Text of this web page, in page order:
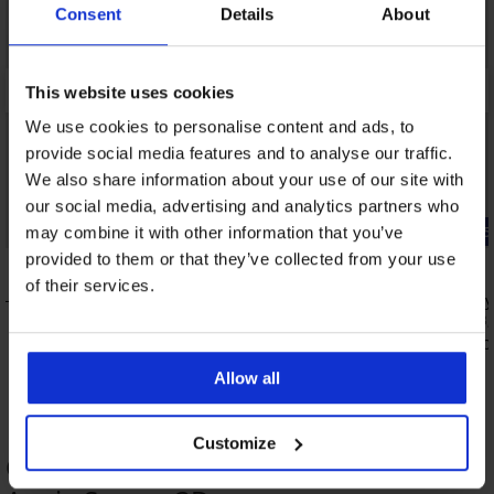
Consent Details About
This website uses cookies
We use cookies to personalise content and ads, to
provide social media features and to analyse our traffic.
We also share information about your use of our site with
our social media, advertising and analytics partners who
may combine it with other information that you’ve
provided to them or that they’ve collected from your use
of their services.
Allow all
Customize
5
Bestseller
4,9
-25% ALL25
Сутиен
ОЦЕНКА НА ПРОДУКТ Стягащо боди